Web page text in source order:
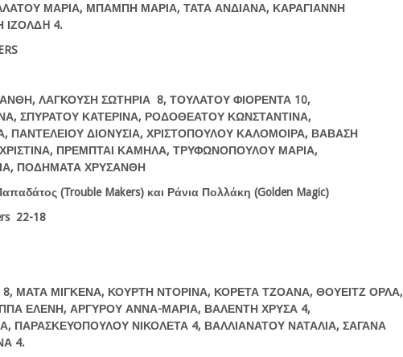
ΜΑΡΙΑ, ΜΠΑΜΠΗ ΜΑΡΙΑ, ΤΑΤΑ ΑΝΔΙΑΝΑ, ΚΑΡΑΓΙΑΝΝΗ
ΙΖΟΛΔH 4.
ΛΑΓΚΟΥΣΗ ΣΩΤΗΡΙΑ 8, ΤΟΥΛΑΤΟΥ ΦΙΟΡΕΝΤΑ 10,
ΣΠΥΡΑΤΟΥ ΚΑΤΕΡΙΝΑ, ΡΟΔΟΘΕΑΤΟΥ ΚΩΝΣΤΑΝΤΙΝΑ,
ΠΑΝΤΕΛΕΙΟΥ ΔΙΟΝΥΣΙΑ, ΧΡΙΣΤΟΠΟΥΛΟΥ ΚΑΛΟΜΟΙΡΑ, ΒΑΒΑΣΗ
ΠΡΕΜΠΤΑΙ ΚΑΜΗΛΑ, ΤΡΥΦΩΝΟΠΟΥΛΟΥ ΜΑΡΙΑ,
ΠΟΔΗΜΑΤΑ ΧΡΥΣΑΝΘΗ
(Trouble Makers) και Ράνια Πολλάκη (Golden Magic)
22-18
8, ΜΑΤΑ ΜΙΓΚΕΝΑ, ΚΟΥΡΤΗ ΝΤΟΡΙΝΑ, ΚΟΡΕΤΑ ΤΖΟΑΝΑ, ΘΟΥΕΙΤΖ ΟΡΛΑ,
ΕΛΕΝΗ, ΑΡΓΥΡΟΥ ΑΝΝΑ-ΜΑΡΙΑ, ΒΑΛΕΝΤΗ ΧΡΥΣΑ 4,
ΠΑΡΑΣΚΕΥΟΠΟΥΛΟΥ ΝΙΚΟΛΕΤΑ 4, ΒΑΛΛΙΑΝΑΤΟΥ ΝΑΤΑΛΙΑ, ΣΑΓΑΝΑ
4.